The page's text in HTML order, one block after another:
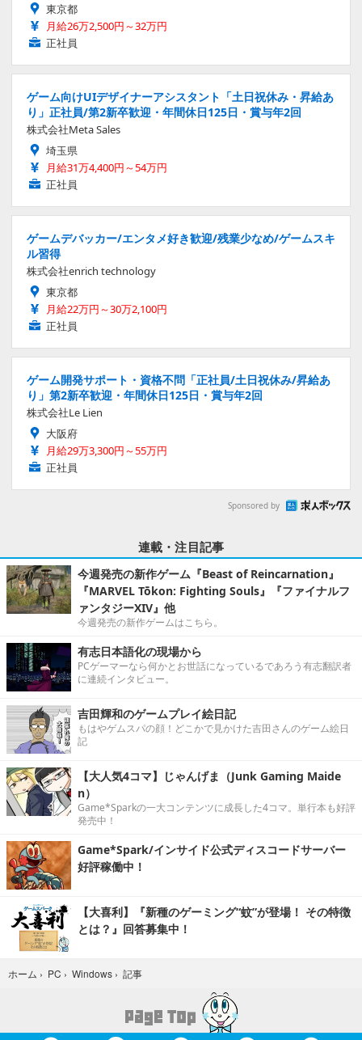
東京都
月給26万2,500円～32万円
正社員
ゲーム向けUIデザイナーアシスタント「土日祝休み・昇給あ
り」正社員/第2新卒歓迎・年間休日125日・賞与年2回
株式会社Meta Sales
埼玉県
月給31万4,400円～54万円
正社員
ゲームデバッカー/エンタメ好き歓迎/残業少なめ/ゲームスキ
ル習得
株式会社enrich technology
東京都
月給22万円～30万2,100円
正社員
ゲーム開発サポート・資格不問「正社員/土日祝休み/昇給あ
り」第2新卒歓迎・年間休日125日・賞与年2回
株式会社Le Lien
大阪府
月給29万3,300円～55万円
正社員
Sponsored by
連載・注目記事
今週発売の新作ゲーム『Beast of Reincarnation』
『MARVEL Tōkon: Fighting Souls』『ファイナルフ
ァンタジーXIV』他
今週発売の新作ゲームはこちら。
有志日本語化の現場から
PCゲーマーなら何かとお世話になっているであろう有志翻訳者
に連続インタビュー。
吉田輝和のゲームプレイ絵日記
もはやゲムスパの顔！どこかで見かけた吉田さんのゲーム絵日
記
【大人気4コマ】じゃんげま（Junk Gaming Maide
n）
Game*Sparkの一大コンテンツに成長した4コマ。単行本も好評
発売中！
Game*Spark/インサイド公式ディスコードサーバー
好評稼働中！
【大喜利】『新種のゲーミング“蚊”が登場！ その特徴
とは？』回答募集中！
ホーム › PC › Windows › 記事